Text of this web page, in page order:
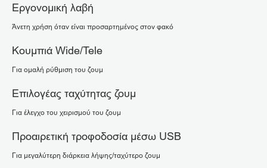
Εργονομική λαβή
Άνετη χρήση όταν είναι προσαρτημένος στον φακό
Κουμπιά Wide/Tele
Για ομαλή ρύθμιση του ζουμ
Επιλογέας ταχύτητας ζουμ
Για έλεγχο του χειρισμού του ζουμ
Προαιρετική τροφοδοσία μέσω USB
Για μεγαλύτερη διάρκεια λήψης/ταχύτερο ζουμ